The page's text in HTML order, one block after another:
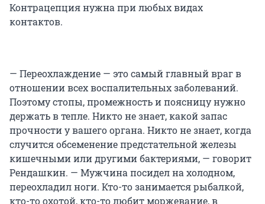
Контрацепция нужна при любых видах
контактов.
— Переохлаждение — это самый главный враг в
отношении всех воспалительных заболеваний.
Поэтому стопы, промежность и поясницу нужно
держать в тепле. Никто не знает, какой запас
прочности у вашего органа. Никто не знает, когда
случится обсеменение предстательной железы
кишечными или другими бактериями, — говорит
Рендашкин. — Мужчина посидел на холодном,
переохладил ноги. Кто-то занимается рыбалкой,
кто-то охотой, кто-то любит моржевание, в